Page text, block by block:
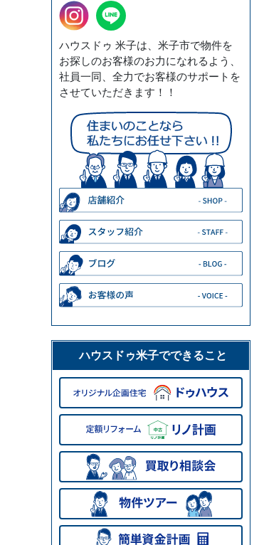
ハウスドゥ 米子は、米子市で物件を
お探しのお客様のお力になれるよう、
社員一同、全力でお客様のサポートを
させていただきます！！
ハウスドゥ米子でできること